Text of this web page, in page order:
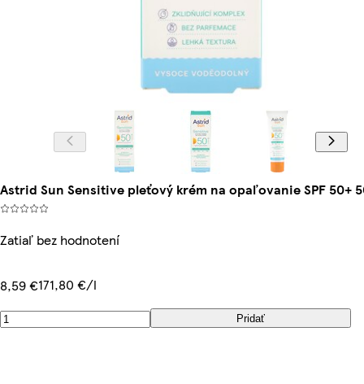
Astrid Sun Sensitive pleťový krém na opaľovanie SPF 50+
Zatiaľ bez hodnotení
8,59 €171,80 €/l
Pridať